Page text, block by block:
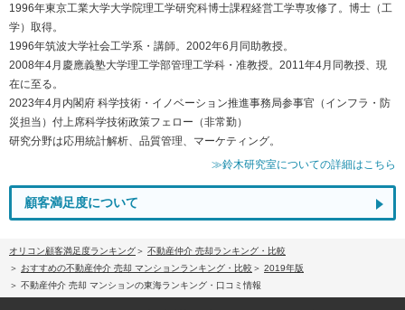
1996年東京工業大学大学院理工学研究科博士課程経営工学専攻修了。博士（工
学）取得。
1996年筑波大学社会工学系・講師。2002年6月同助教授。
2008年4月慶應義塾大学理工学部管理工学科・准教授。2011年4月同教授、現
在に至る。
2023年4月内閣府 科学技術・イノベーション推進事務局参事官（インフラ・防
災担当）付上席科学技術政策フェロー（非常勤）
研究分野は応用統計解析、品質管理、マーケティング。
≫鈴木研究室についての詳細はこちら
顧客満足度について
オリコン顧客満足度ランキング
不動産仲介 売却ランキング・比較
おすすめの不動産仲介 売却 マンションランキング・比較
2019年版
不動産仲介 売却 マンションの東海ランキング・口コミ情報